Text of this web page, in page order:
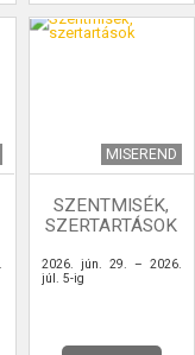
MISEREND
SZENTMISÉK,
SZERTARTÁSOK
2026. jún. 29. – 2026.
júl. 5-ig